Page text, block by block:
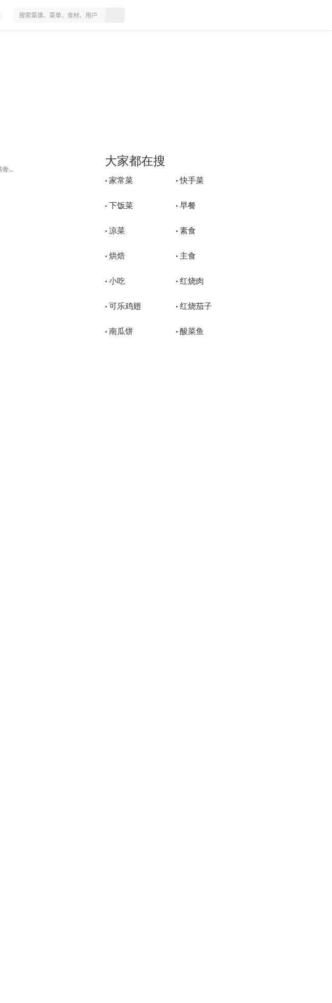
适宜人群：一般人群均可食用。适宜于生长发育、术后、病后调养的人、中气下隐、气短体虚、筋骨酸软、贫血久病及黄目眩之人食用；。
大家都在搜
• 家常菜 •快手菜
• 下饭菜 • 早餐
• 凉菜 • 素食
• 烘焙 • 主食
• 小吃 • 红烧肉
• 可乐鸡翅 • 红烧茄子
• 南瓜饼 • 酸菜鱼